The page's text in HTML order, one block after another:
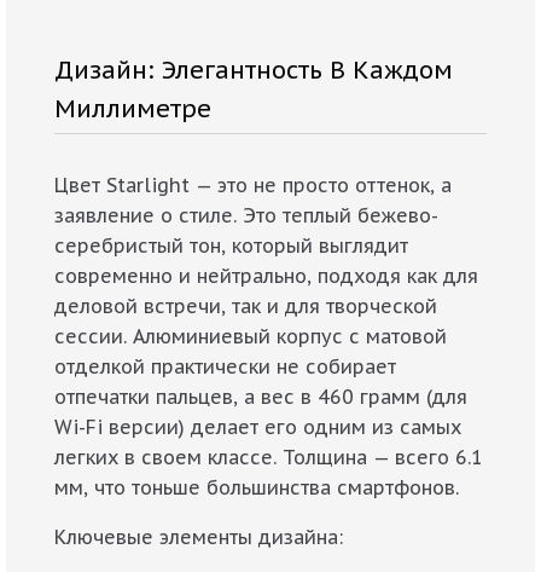
Дизайн: Элегантность В Каждом
Миллиметре
Цвет Starlight — это не просто оттенок, а
заявление о стиле. Это теплый бежево-
серебристый тон, который выглядит
современно и нейтрально, подходя как для
деловой встречи, так и для творческой
сессии. Алюминиевый корпус с матовой
отделкой практически не собирает
отпечатки пальцев, а вес в 460 грамм (для
Wi-Fi версии) делает его одним из самых
легких в своем классе. Толщина — всего 6.1
мм, что тоньше большинства смартфонов.
Ключевые элементы дизайна: